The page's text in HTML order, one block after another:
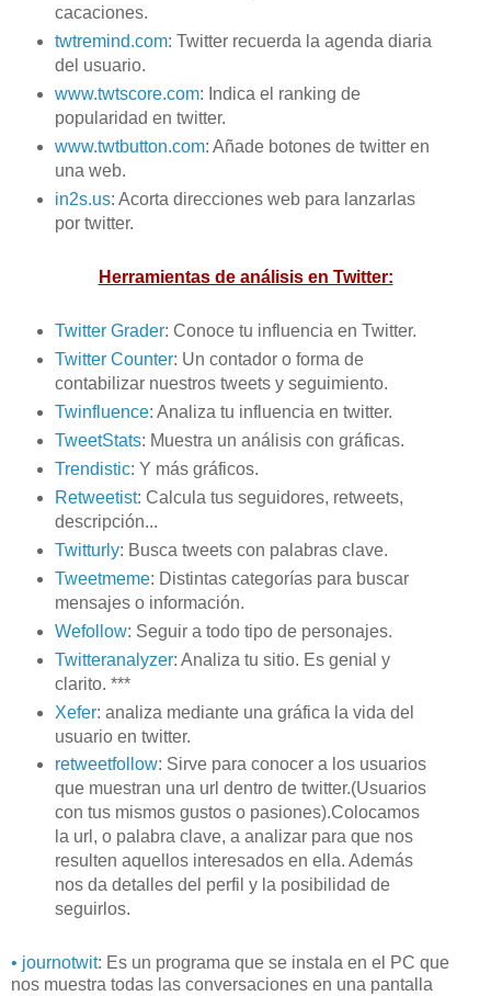
cacaciones.
twtremind.com: Twitter recuerda la agenda diaria
del usuario.
www.twtscore.com: Indica el ranking de
popularidad en twitter.
www.twtbutton.com: Añade botones de twitter en
una web.
in2s.us: Acorta direcciones web para lanzarlas
por twitter.
Herramientas de análisis en Twitter:
Twitter Grader: Conoce tu influencia en Twitter.
Twitter Counter: Un contador o forma de
contabilizar nuestros tweets y seguimiento.
Twinfluence: Analiza tu influencia en twitter.
TweetStats: Muestra un análisis con gráficas.
Trendistic: Y más gráficos.
Retweetist: Calcula tus seguidores, retweets,
descripción...
Twitturly: Busca tweets con palabras clave.
Tweetmeme: Distintas categorías para buscar
mensajes o información.
Wefollow: Seguir a todo tipo de personajes.
Twitteranalyzer: Analiza tu sitio. Es genial y
clarito. ***
Xefer: analiza mediante una gráfica la vida del
usuario en twitter.
retweetfollow: Sirve para conocer a los usuarios
que muestran una url dentro de twitter.(Usuarios
con tus mismos gustos o pasiones).Colocamos
la url, o palabra clave, a analizar para que nos
resulten aquellos interesados en ella. Además
nos da detalles del perfil y la posibilidad de
seguirlos.
• journotwit: Es un programa que se instala en el PC que
nos muestra todas las conversaciones en una pantalla